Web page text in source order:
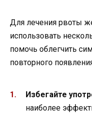
Для лечения рвоты
использовать
помочь облегчить
повторного
Избегайте
наиболее